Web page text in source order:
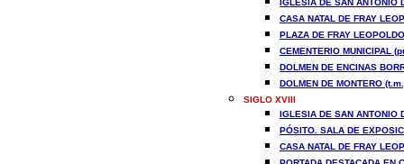
IGLESIA DE SAN ANTONIO
CASA NATAL DE FRAY
PLAZA DE FRAY
CEMENTERIO MUNICIPAL
DOLMEN DE ENCINAS
DOLMEN DE MONTERO
SIGLO XVIII
IGLESIA DE SAN ANTONIO
PÓSITO. SALA DE
CASA NATAL DE FRAY